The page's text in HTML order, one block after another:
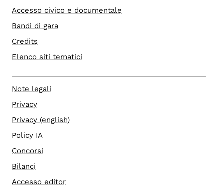
Accesso civico e documentale
Bandi di gara
Credits
Elenco siti tematici
Note legali
Privacy
Privacy (english)
Policy IA
Concorsi
Bilanci
Accesso editor